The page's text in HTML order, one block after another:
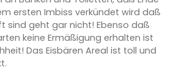
ersten Imbiss verkündet wird daß
sind geht gar nicht! Ebenso daß
keine Ermäßigung erhalten ist
Das Eisbären Areal ist toll und